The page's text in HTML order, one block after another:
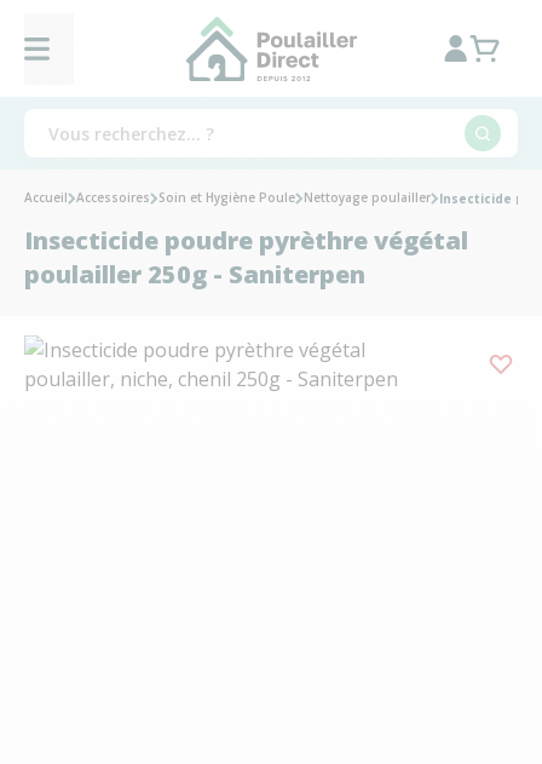
Accueil Accessoires Soin et Hygiène Poule Nettoyage poulailler Insecticide
Insecticide poudre pyrèthre végétal
poulailler 250g - Saniterpen